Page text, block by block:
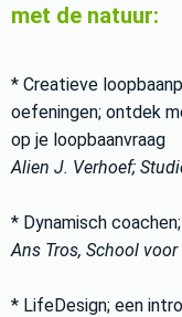
met de natuur:
* Creatieve
oefeningen; ontdek
op je loopbaanvraag
Alien J. Verhoef;
* Dynamisch
Ans Tros, School
* LifeDesign; een